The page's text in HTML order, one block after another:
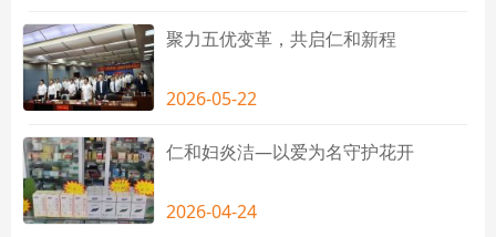
聚力五优变革，共启仁和新程
2026-05-22
仁和妇炎洁—以爱为名守护花开
2026-04-24